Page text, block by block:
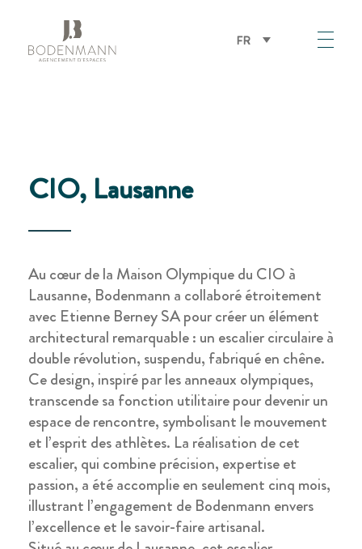
FR
CIO, Lausanne
Au cœur de la Maison Olympique du CIO à
Lausanne, Bodenmann a collaboré étroitement
avec Etienne Berney SA pour créer un élément
architectural remarquable : un escalier circulaire à
double révolution, suspendu, fabriqué en chêne.
Ce design, inspiré par les anneaux olympiques,
transcende sa fonction utilitaire pour devenir un
espace de rencontre, symbolisant le mouvement
et l’esprit des athlètes. La réalisation de cet
escalier, qui combine précision, expertise et
passion, a été accomplie en seulement cinq mois,
illustrant l’engagement de Bodenmann envers
l’excellence et le savoir-faire artisanal.